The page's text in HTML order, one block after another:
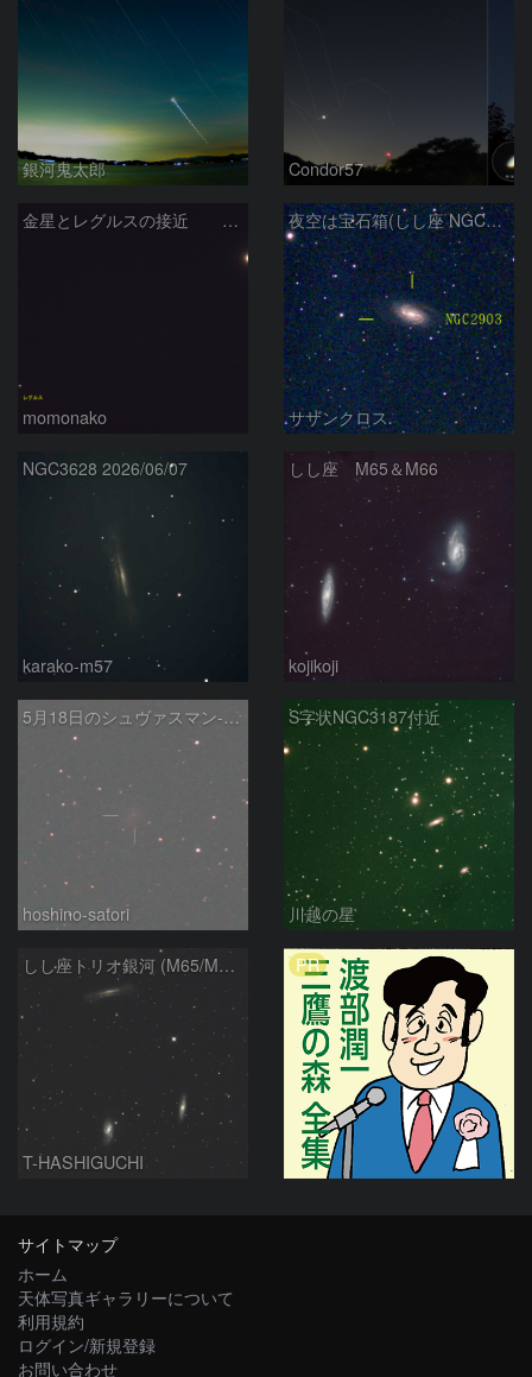
銀河鬼太郎 Condor57
金星とレグルスの接近 260709
momonako
夜空は宝石箱(しし座 NGC2903) Seestar50
サザンクロス
NGC3628 2026/06/07
karako-m57
しし座 M65＆M66
kojikoji
5月18日のシュヴァスマン-ヴァハマン第1彗星（29P）
hoshino-satori
S字状NGC3187付近
川越の星
しし座トリオ銀河 (M65/M66/NGC3628) 2026/05/11
T-HASHIGUCHI
PR
サイトマップ
ホーム
天体写真ギャラリーについて
利用規約
ログイン/新規登録
お問い合わせ